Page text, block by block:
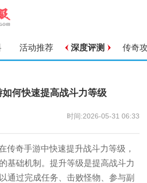
活动推荐 深度评测 传奇
何快速提高战斗力等级
时间:2026-05-31 06:33
传奇手游中快速提升战斗力等级，
基础机制。提升等级是提高战斗力
通过完成任务、击败怪物、参与副